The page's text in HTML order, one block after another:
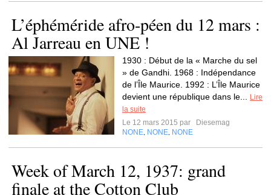
L’éphéméride afro-péen du 12 mars :
Al Jarreau en UNE !
1930 : Début de la « Marche du sel
» de Gandhi. 1968 : Indépendance
de l’Île Maurice. 1992 : L’Île Maurice
devient une république dans le...
Lire
la suite
Le 12 mars 2015 par
Diesemag
NONE NONE NONE
Week of March 12, 1937: grand
finale at the Cotton Club